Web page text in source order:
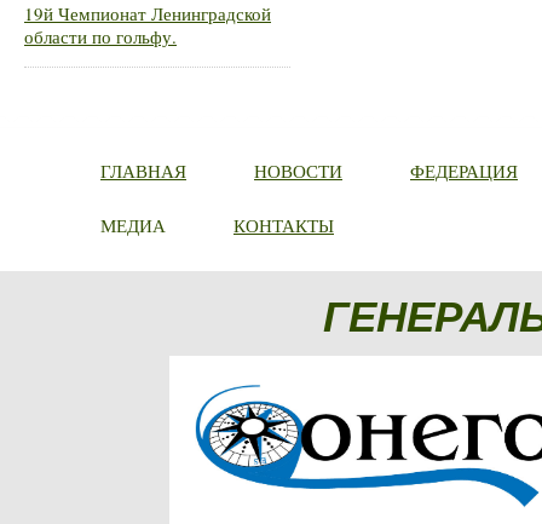
19й Чемпионат Ленинградской
области по гольфу.
ГЛАВНАЯ НОВОСТИ ФЕДЕРАЦИЯ
МЕДИА КОНТАКТЫ